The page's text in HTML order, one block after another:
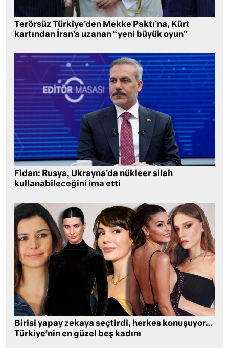
Terörsüz Türkiye’den Mekke Paktı’na, Kürt
kartından İran’a uzanan “yeni büyük oyun”
Fidan: Rusya, Ukrayna’da nükleer silah
kullanabileceğini ima etti
Birisi yapay zekaya seçtirdi, herkes konuşuyor…
Türkiye’nin en güzel beş kadını